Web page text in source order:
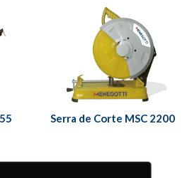
Serra de Corte MSC 2200